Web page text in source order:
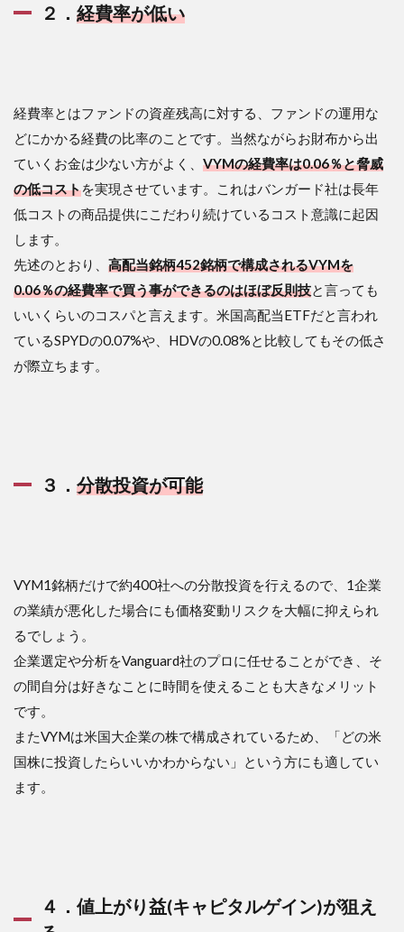
２． 経費率が低い
経費率とはファンドの資産残高に対する、ファンドの運用な
どにかかる経費の比率のことです。当然ながらお財布から出
ていくお金は少ない方がよく、 VYMの経費率は0.06％と脅威
の低コストを実現させています。これはバンガード社は長年
低コストの商品提供にこだわり続けているコスト意識に起因
します。
先述のとおり、 高配当銘柄452銘柄で構成されるVYMを
0.06％の経費率で買う事ができるのはほぼ反則技と言っても
いいくらいのコスパと言えます。米国高配当ETFだと言われ
ているSPYDの0.07%や、HDVの0.08%と比較してもその低さ
が際立ちます。
３． 分散投資が可能
VYM1銘柄だけで約400社への分散投資を行えるので、1企業
の業績が悪化した場合にも価格変動リスクを大幅に抑えられ
るでしょう。
企業選定や分析をVanguard社のプロに任せることができ、そ
の間自分は好きなことに時間を使えることも大きなメリット
です。
またVYMは米国大企業の株で構成されているため、「どの米
国株に投資したらいいかわからない」という方にも適してい
ます。
４．値上がり益(キャピタルゲイン)が狙え